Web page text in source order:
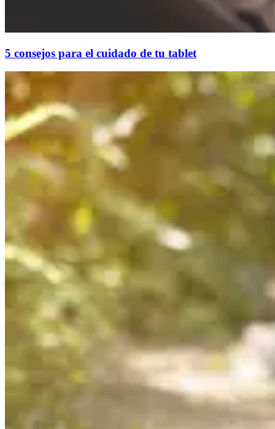
5 consejos para el cuidado de tu tablet